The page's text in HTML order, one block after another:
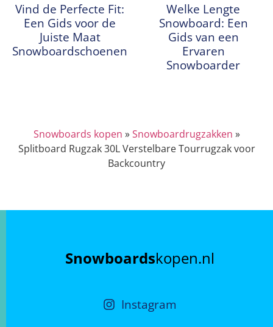
Vind de Perfecte Fit:
Een Gids voor de
Juiste Maat
Snowboardschoenen
Welke Lengte
Snowboard: Een
Gids van een
Ervaren
Snowboarder
Snowboards kopen »Snowboardrugzakken »
Splitboard Rugzak 30L Verstelbare Tourrugzak voor
Backcountry
Snowboardskopen.nl
Instagram